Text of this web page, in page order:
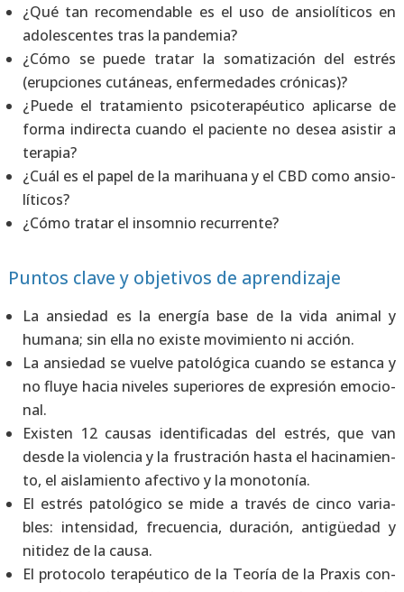
¿Qué tan reco­men­da­ble es el uso de ansio­lí­ti­cos en
ado­les­cen­tes tras la pan­de­mia?
¿Cómo se pue­de tra­tar la soma­ti­za­ción del estrés
(erup­cio­nes cutá­neas, enfer­me­da­des cró­ni­cas)?
¿Pue­de el tra­ta­mien­to psi­co­te­ra­péu­ti­co apli­car­se de
for­ma indi­rec­ta cuan­do el pacien­te no desea asis­tir a
tera­pia?
¿Cuál es el papel de la marihua­na y el CBD como ansio­
lí­ti­cos?
¿Cómo tra­tar el insom­nio recu­rren­te?
Puntos clave y objetivos de aprendizaje
La ansie­dad es la ener­gía base de la vida ani­mal y
huma­na; sin ella no exis­te movi­mien­to ni acción.
La ansie­dad se vuel­ve pato­ló­gi­ca cuan­do se estan­ca y
no flu­ye hacia nive­les supe­rio­res de expre­sión emo­cio­
nal.
Exis­ten 12 cau­sas iden­ti­fi­ca­das del estrés, que van
des­de la vio­len­cia y la frus­tra­ción has­ta el haci­na­mien­
to, el ais­la­mien­to afec­ti­vo y la mono­to­nía.
El estrés pato­ló­gi­co se mide a tra­vés de cin­co varia­
bles: inten­si­dad, fre­cuen­cia, dura­ción, anti­güe­dad y
niti­dez de la cau­sa.
El pro­to­co­lo tera­péu­ti­co de la Teo­ría de la Pra­xis con­